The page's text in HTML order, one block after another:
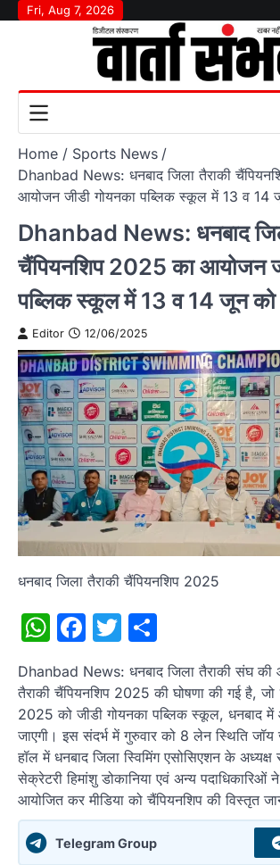
SkipFri, Aug 7, 2026
Home
Sports News
Dhanbad News: धनबाद जिला तैराकी
आयोजन जीडी गोयनका पब्लिक स्कूल में 13 व 14
Dhanbad News: धनबाद
चैंपियनशिप 2025 का आयोजन
पब्लिक स्कूल में 13 व 14 जून को
Editor 12/06/2025
धनबाद जिला तैराकी चैंपियनशिप 2025
WhatsApp
Facebook
Twitter
Dhanbad News: धनबाद जिला तैराकी संघ की
तैराकी चैंपियनशिप 2025 की घोषणा की गई है,
2025 को जीडी गोयनका पब्लिक स्कूल, धनबाद में
जाएगी। इस संदर्भ में गुरुवार को 8 लेन स्थिति
हॉल में धनबाद जिला स्विमिंग एसोसिएशन के अध्यक्ष
सेक्रेटरी हिमांशु डोकानिया एवं अन्य पदाधिकारिओं ने
आयोजित कर मीडिया को चैंपियनशिप की विस्तृत
Telegram Group